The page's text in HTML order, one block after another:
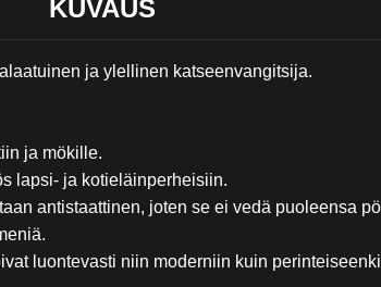
KUVAUS
ja ylellinen katseenvangitsija.
ja mökille.
lapsi- ja kotieläinperheisiin.
antistaattinen, joten se ei vedä puoleensa
luontevasti niin moderniin kuin